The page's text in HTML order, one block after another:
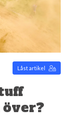
Låst artikel
över?